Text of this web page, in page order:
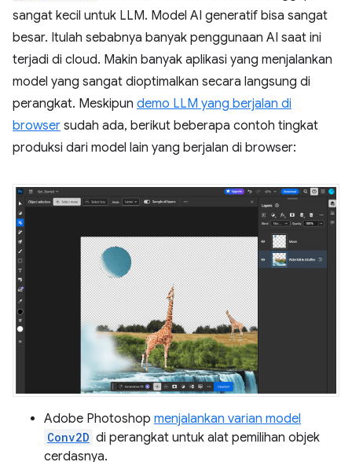
sangat kecil untuk LLM. Model AI generatif bisa sangat
besar. Itulah sebabnya banyak penggunaan AI saat ini
terjadi di cloud. Makin banyak aplikasi yang menjalankan
model yang sangat dioptimalkan secara langsung di
perangkat. Meskipun demo LLM yang berjalan di
browser sudah ada, berikut beberapa contoh tingkat
produksi dari model lain yang berjalan di browser:
Adobe Photoshop menjalankan varian model
Conv2D di perangkat untuk alat pemilihan objek
cerdasnya.